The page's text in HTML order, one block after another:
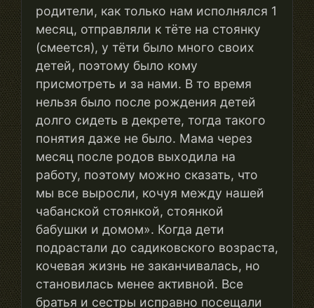
родители, как только нам исполнялся 1
месяц, отправляли к тёте на стоянку
(смеется), у тёти было много своих
детей, поэтому было кому
присмотреть и за нами. В то время
нельзя было после рождения детей
долго сидеть в декрете, тогда такого
понятия даже не было. Мама через
месяц после родов выходила на
работу, поэтому можно сказать, что
мы все выросли, кочуя между нашей
чабанской стоянкой, стоянкой
бабушки и домом». Когда дети
подрастали до садиковского возраста,
кочевая жизнь не заканчивалась, но
становилась менее активной. Все
братья и сестры исправно посещали